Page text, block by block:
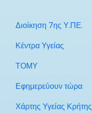
Διοίκηση 7ης Υ.ΠΕ.
Κέντρα Υγείας
ΤΟΜΥ
Εφημερεύουν τώρα
Χάρτης Υγείας Κρήτης